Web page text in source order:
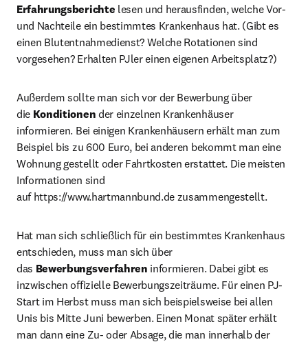
Erfahrungsberichte lesen und herausfinden, welche Vor-
und Nachteile ein bestimmtes Krankenhaus hat. (Gibt es
einen Blutentnahmedienst? Welche Rotationen sind
vorgesehen? Erhalten PJler einen eigenen Arbeitsplatz?)
Außerdem sollte man sich vor der Bewerbung über
die Konditionen der einzelnen Krankenhäuser
informieren. Bei einigen Krankenhäusern erhält man zum
Beispiel bis zu 600 Euro, bei anderen bekommt man eine
Wohnung gestellt oder Fahrtkosten erstattet. Die meisten
Informationen sind
auf https://www.hartmannbund.de zusammengestellt.
Hat man sich schließlich für ein bestimmtes Krankenhaus
entschieden, muss man sich über
das Bewerbungsverfahren informieren. Dabei gibt es
inzwischen offizielle Bewerbungszeiträume. Für einen PJ-
Start im Herbst muss man sich beispielsweise bei allen
Unis bis Mitte Juni bewerben. Einen Monat später erhält
man dann eine Zu- oder Absage, die man innerhalb der